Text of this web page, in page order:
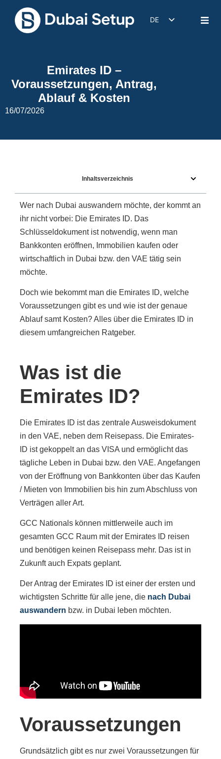
DE
ES
Emirates ID –
Voraussetzungen, Antrag,
Ablauf & Kosten
16/07/2026
Inhaltsverzeichnis
Wer nach Dubai auswandern möchte, der kommt an
ihr nicht vorbei: Die Emirates ID. Das
Schlüsseldokument ist notwendig, wenn man
Bankkonten eröffnen, Immobilien kaufen oder
wirtschaftlich in Dubai bzw. den VAE tätig sein
möchte.
Doch wie bekommt man die Emirates ID, welche
Voraussetzungen gibt es und wie ist der genaue
Ablauf samt Kosten? Alles über die Emirates ID in
diesem umfangreichen Ratgeber.
Was ist die
Emirates ID?
Die Emirates ID ist das zentrale Ausweisdokument
in den VAE, neben dem Reisepass. Die Emirates-
ID ist gekoppelt an das VISA und ermöglicht das
tägliche Leben in Dubai bzw. den VAE. Angefangen
von der Eröffnung von Bankkonten über das Kaufen
/ Mieten von Immobilien bis hin zum Abschluss von
Verträgen aller Art.
GCC Nationals können mittlerweile auch im
gesamten GCC Raum mit der Emirates ID reisen
und benötigen keinen Reisepass mehr. Das ist in
Zukunft auch Expats geplant.
Der Antrag der Emirates ID ist einer der ersten und
wichtigsten Schritte für alle jene, die nach Dubai
auswandern bzw. in Dubai leben möchten.
Voraussetzungen
Grundsätzlich gibt es nur zwei Voraussetzungen für